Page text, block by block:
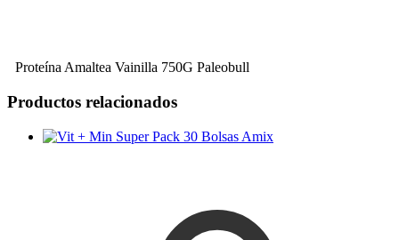
Proteína Amaltea Vainilla 750G Paleobull
Productos relacionados